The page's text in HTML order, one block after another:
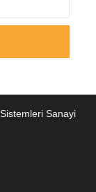
Sanayi